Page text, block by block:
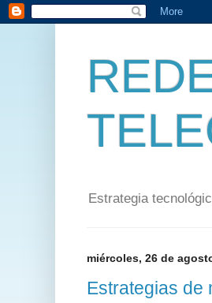
Estrategia
miércoles, 26 de
Estrategias de